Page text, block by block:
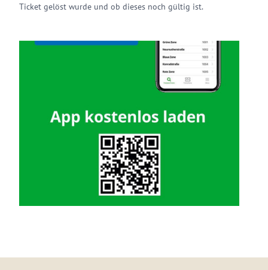
Ticket gelöst wurde und ob dieses noch gültig ist.